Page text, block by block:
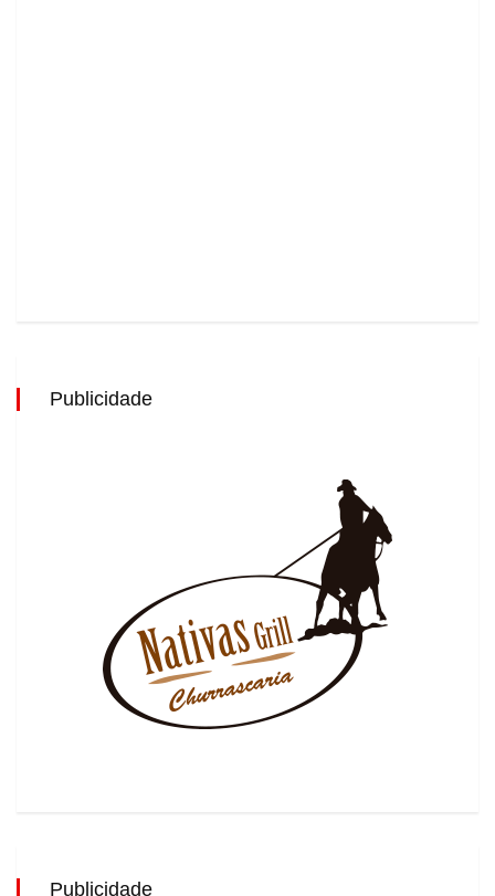
Publicidade
Publicidade